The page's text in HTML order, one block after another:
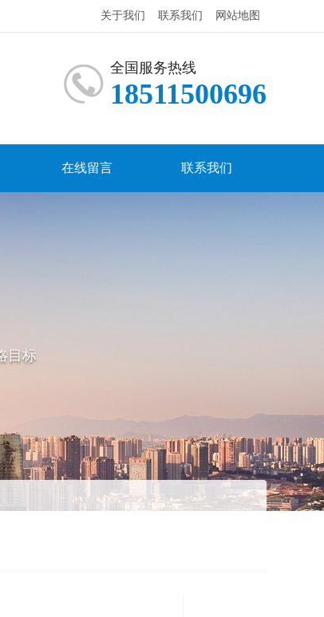
关于我们 联系我们 网站地图
全国服务热线
18511500696
在线留言 联系我们
目标